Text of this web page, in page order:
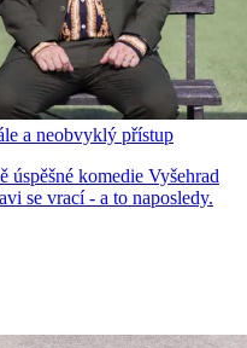
a neobvyklý přístup
úspěšné komedie Vyšehrad
se vrací - a to naposledy.